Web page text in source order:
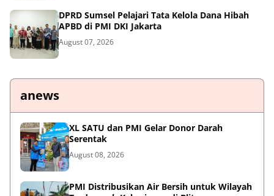
DPRD Sumsel Pelajari Tata Kelola Dana Hibah
APBD di PMI DKI Jakarta
August 07, 2026
anews
XL SATU dan PMI Gelar Donor Darah
Serentak
August 08, 2026
PMI Distribusikan Air Bersih untuk Wilayah